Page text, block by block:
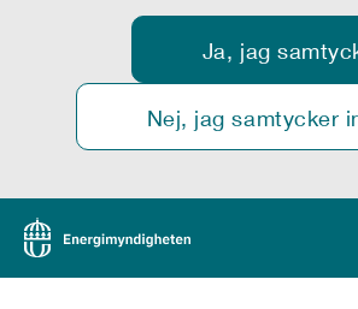
Ja, jag
Nej, jag samtycker